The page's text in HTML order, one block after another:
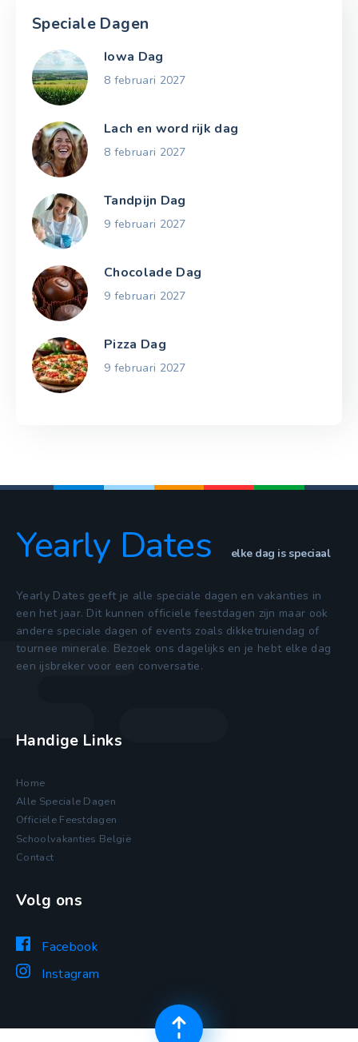
Speciale Dagen
Iowa Dag
8 februari 2027
Lach en word rijk dag
8 februari 2027
Tandpijn Dag
9 februari 2027
Chocolade Dag
9 februari 2027
Pizza Dag
9 februari 2027
Yearly Dates elke dag is speciaal
Yearly Dates geeft je alle speciale dagen en vakanties in
een het jaar. Dit kunnen officiele feestdagen zijn maar ook
andere speciale dagen of events zoals dikketruiendag of
tournee minerale. Bezoek ons dagelijks en je hebt elke dag
een ijsbreker voor een conversatie.
Handige Links
Home
Alle Speciale Dagen
Officiële Feestdagen
Schoolvakanties België
Contact
Volg ons
Facebook
Instagram